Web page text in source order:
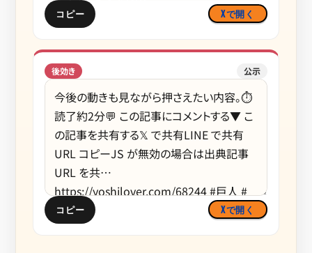
コピー Xで開く
後効き 公示
コピー Xで開く